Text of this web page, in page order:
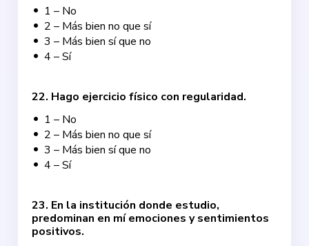
1 – No
2 – Más bien no que sí
3 – Más bien sí que no
4 – Sí
22. Hago ejercicio físico con regularidad.
1 – No
2 – Más bien no que sí
3 – Más bien sí que no
4 – Sí
23. En la institución donde estudio,
predominan en mí emociones y sentimientos
positivos.